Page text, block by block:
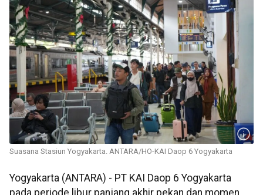
Suasana Stasiun Yogyakarta. ANTARA/HO-KAI Daop 6 Yogyakarta
Yogyakarta (ANTARA) - PT KAI Daop 6 Yogyakarta